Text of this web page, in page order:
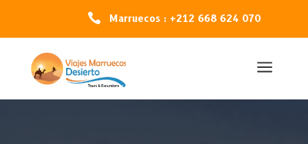
 Marruecos : +212 668 624 070
a